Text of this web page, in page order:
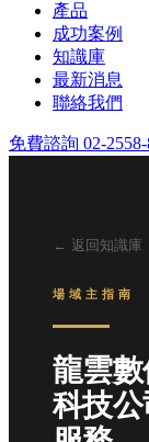
產品
成功案例
知識庫
最新消息
聯絡我們
免費諮詢 02-2558-
← 返回知識庫
場域主指南
龍雲
科技